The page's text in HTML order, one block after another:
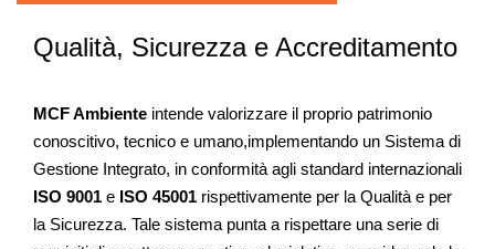
Qualità, Sicurezza e Accreditamento
MCF Ambiente intende valorizzare il proprio patrimonio
conoscitivo, tecnico e umano,implementando un Sistema di
Gestione Integrato, in conformità agli standard internazionali
ISO 9001 e ISO 45001 rispettivamente per la Qualità e per
la Sicurezza. Tale sistema punta a rispettare una serie di